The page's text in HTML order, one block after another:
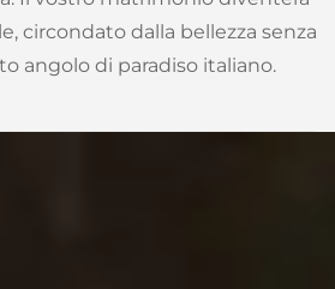
circondato dalla bellezza senza
angolo di paradiso italiano.